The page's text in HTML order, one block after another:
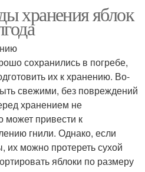
хранения яблок
сохранились в погребе,
их к хранению. Во-
свежими, без повреждений
хранением не
может привести к
гнили. Однако, если
их можно протереть сухой
яблоки по размеру